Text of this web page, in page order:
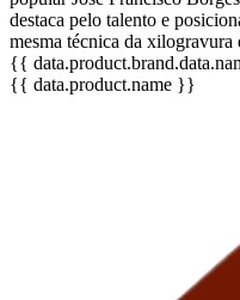
destaca pelo talento e
mesma técnica da xilogravura
{{
{{ data.product.name }}